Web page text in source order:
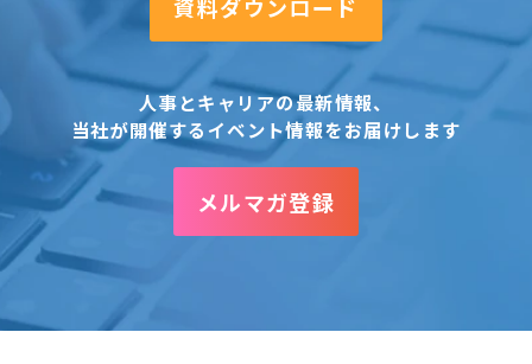
資料ダウンロード
人事とキャリアの最新情報、
当社が開催するイベント情報をお届けします
メルマガ登録